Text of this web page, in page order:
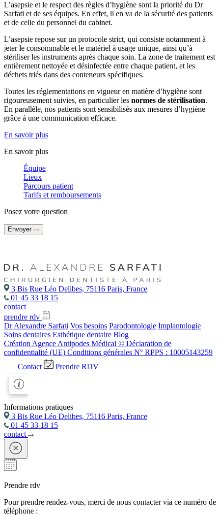
L’asepsie et le respect des règles d’hygiène sont la priorité du Dr
Sarfati et de ses équipes. En effet, il en va de la sécurité des patients
et de celle du personnel du cabinet.
L’asepsie repose sur un protocole strict, qui consiste notamment à
jeter le consommable et le matériel à usage unique, ainsi qu’à
stériliser les instruments après chaque soin. La zone de traitement est
entièrement nettoyée et désinfectée entre chaque patient, et les
déchets triés dans des conteneurs spécifiques.
Toutes les réglementations en vigueur en matière d’hygiène sont
rigoureusement suivies, en particulier les normes de stérilisation.
En parallèle, nos patients sont sensibilisés aux mesures d’hygiène
grâce à une communication efficace.
En savoir plus
En savoir plus
Équipe
Lieux
Parcours patient
Tarifs et remboursements
Posez votre question
Envoyer
3 Bis Rue Léo Delibes, 75116 Paris, France
01 45 33 18 15
contact
prendre rdv
Dr Alexandre Sarfati Vos besoins Parodontologie Implantologie
Soins dentaires Esthétique dentaire Blog
Création Agence Antipodes Médical © Déclaration de
confidentialité (UE) Conditions générales N° RPPS : 10005143259
Contact
Prendre RDV
Informations pratiques
3 Bis Rue Léo Delibes, 75116 Paris, France
01 45 33 18 15
contact
Prendre rdv
Pour prendre rendez-vous, merci de nous contacter via ce numéro de
téléphone :